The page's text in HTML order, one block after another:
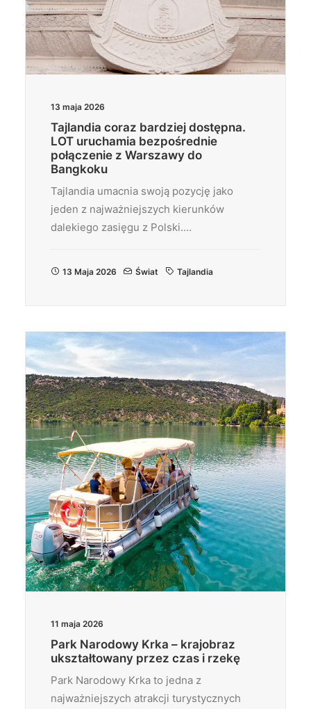
13 maja 2026
Tajlandia coraz bardziej dostępna.
LOT uruchamia bezpośrednie
połączenie z Warszawy do
Bangkoku
Tajlandia umacnia swoją pozycję jako
jeden z najważniejszych kierunków
dalekiego zasięgu z Polski.…
13 Maja 2026 Świat Tajlandia
11 maja 2026
Park Narodowy Krka – krajobraz
ukształtowany przez czas i rzekę
Park Narodowy Krka to jedna z
najważniejszych atrakcji turystycznych